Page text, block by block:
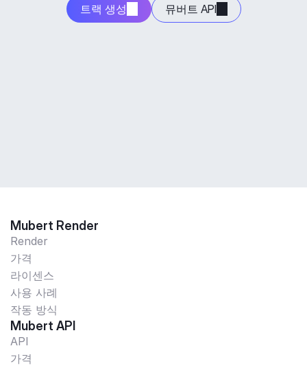
트랙 생성 뮤버트 API
Mubert Render
Render
가격
라이센스
사용 사례
작동 방식
Mubert API
API
가격